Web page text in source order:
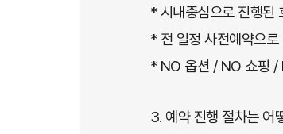
* 시내중심으로 진행된
* 전 일정 사전예약으
* NO 옵션 / NO 쇼핑 /
3. 예약 진행 절차는 어